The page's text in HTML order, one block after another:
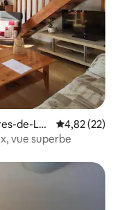
de-Luc
Évaluation
4,82 (22)
vue superbe